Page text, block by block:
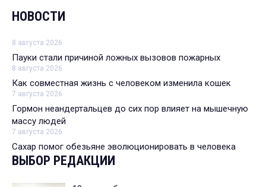
НОВОСТИ
8 августа 2026
Пауки стали причиной ложных вызовов пожарных
8 августа 2026
Как совместная жизнь с человеком изменила кошек
7 августа 2026
Гормон неандертальцев до сих пор влияет на мышечную
массу людей
7 августа 2026
Сахар помог обезьяне эволюционировать в человека
ВЫБОР РЕДАКЦИИ